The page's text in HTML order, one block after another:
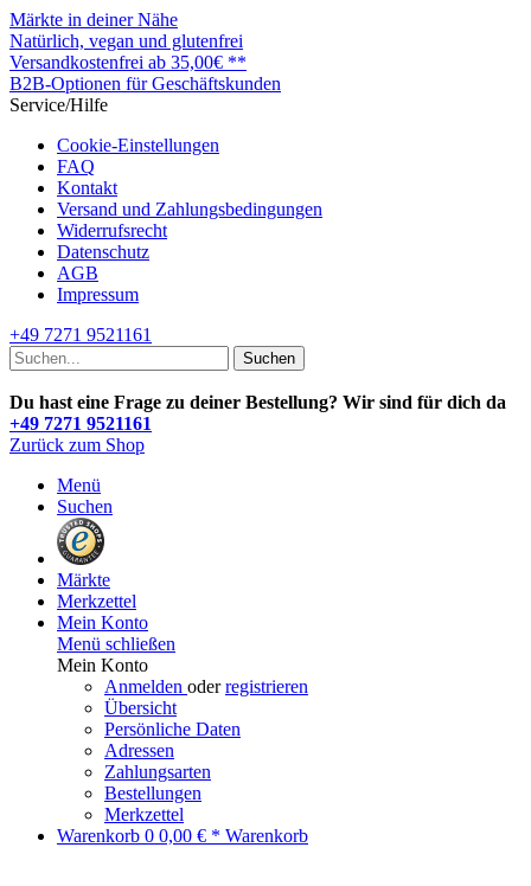
Märkte in deiner Nähe
Natürlich, vegan und glutenfrei
Versandkostenfrei ab 35,00€ **
B2B-Optionen für Geschäftskunden
Service/Hilfe
Cookie-Einstellungen
FAQ
Kontakt
Versand und Zahlungsbedingungen
Widerrufsrecht
Datenschutz
AGB
Impressum
+49 7271 9521161
Suchen
Du hast eine Frage zu deiner Bestellung? Wir sind für dich da
+49 7271 9521161
Zurück zum Shop
Menü
Suchen
Märkte
Merkzettel
Mein Konto
Menü schließen
Mein Konto
Anmelden oderregistrieren
Übersicht
Persönliche Daten
Adressen
Zahlungsarten
Bestellungen
Merkzettel
Warenkorb 0 0,00 € * Warenkorb